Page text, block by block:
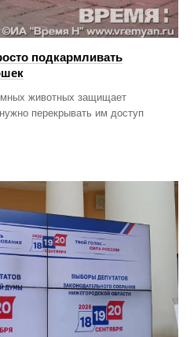
подкармливать
животных защищает
перекрывать им доступ